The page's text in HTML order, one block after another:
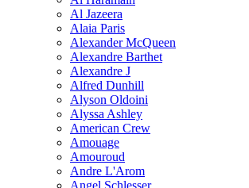
Al Jazeera
Alaia Paris
Alexander McQueen
Alexandre Barthet
Alexandre J
Alfred Dunhill
Alyson Oldoini
Alyssa Ashley
American Crew
Amouage
Amouroud
Andre L'Arom
Angel Schlesser